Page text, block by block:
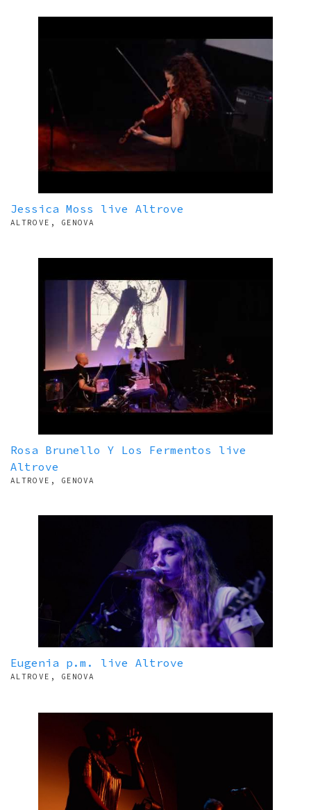
Jessica Moss live Altrove
ALTROVE, GENOVA
Rosa Brunello Y Los Fermentos live
Altrove
ALTROVE, GENOVA
Eugenia p.m. live Altrove
ALTROVE, GENOVA